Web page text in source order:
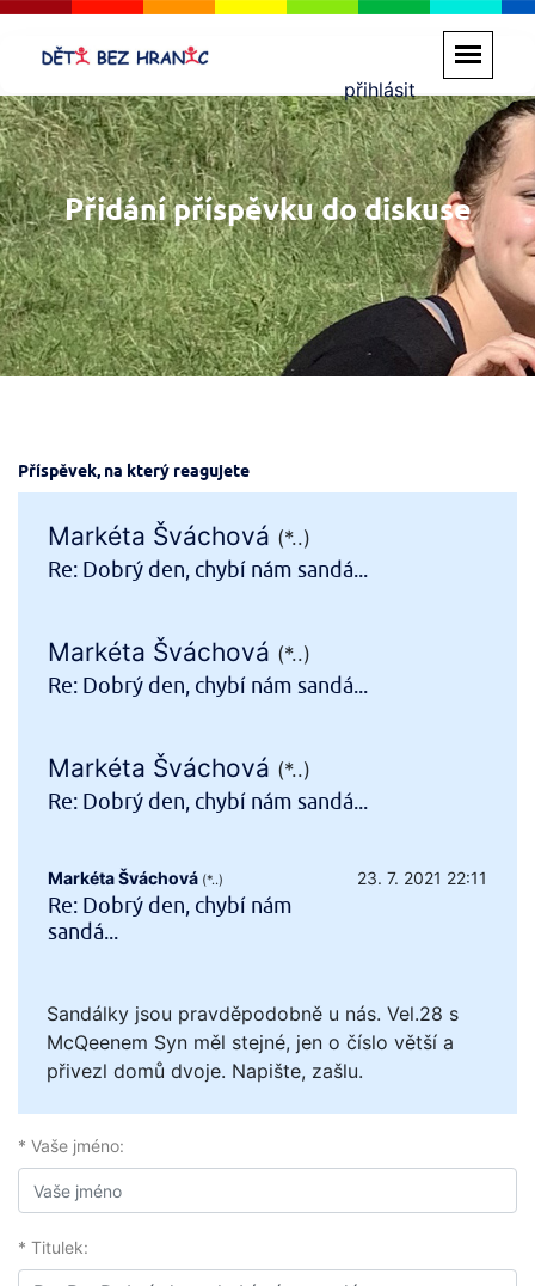
přihlásit
Přidání příspěvku do diskuse
Příspěvek, na který reagujete
Markéta Šváchová (*..)
Re: Dobrý den, chybí nám sandá...
Markéta Šváchová (*..)
Re: Dobrý den, chybí nám sandá...
Markéta Šváchová (*..)
Re: Dobrý den, chybí nám sandá...
Markéta Šváchová (*..) 23. 7. 2021 22:11
Re: Dobrý den, chybí nám
sandá...
Sandálky jsou pravděpodobně u nás. Vel.28 s
McQeenem Syn měl stejné, jen o číslo větší a
přivezl domů dvoje. Napište, zašlu.
* Vaše jméno:
* Titulek: